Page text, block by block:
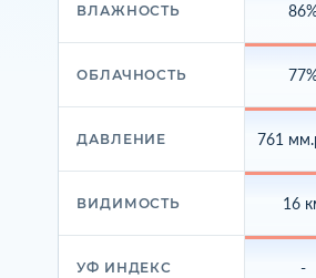
ВЛАЖНОСТЬ
ОБЛАЧНОСТЬ
ДАВЛЕНИЕ
ВИДИМОСТЬ
УФ ИНДЕКС
761
16
-